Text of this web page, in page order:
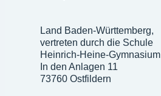
Land Baden-Württemberg,
vertreten durch die Schule
Heinrich-Heine-Gymnasium
In den Anlagen 11
73760 Ostfildern